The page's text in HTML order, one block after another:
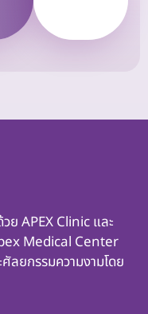
ย APEX Clinic และ
Medical Center
ลยกรรมความงามโดย